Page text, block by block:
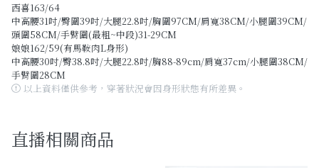
現貨專區-可快速出貨
C字頭商品- 防曬披肩/好穿內衣
KOL選品
最新消息
西喜163/64
中高腰31吋/臀圍39吋/大腿22.8吋/胸圍97CM/肩寬38CM/小腿圍39CM/
頭圍58CM/手臂圍(最粗~中段)31-29CM
娘娘162/59(有馬鞍肉L身形)
中高腰30吋/臀38.8吋/大腿22.8吋/胸88-89cm/肩寬37cm/小腿圍38CM/
手臂圍28CM
以上資料僅供參考，穿著狀況會因身形狀態有所差異。
直播相關商品